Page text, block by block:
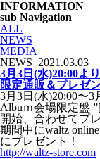
INFORMATION
sub Navigation
ALL
NEWS
MEDIA
NEWS 2021.03.03
3月3日(水)20:00よ
限定通販＆プレゼ
3月3日(水)20:00〜3
Albuｍ会場限定盤
開始、合わせてプ
期間中にwaltz
にプレゼント！
http://waltz-store.com